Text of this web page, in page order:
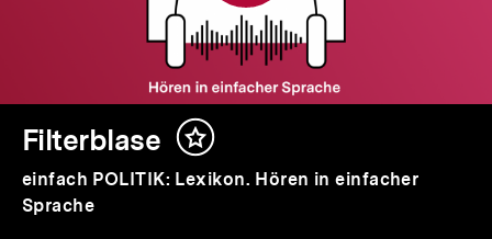
Filterblase
Inhalt
merken
einfach POLITIK: Lexikon. Hören in einfacher
Sprache